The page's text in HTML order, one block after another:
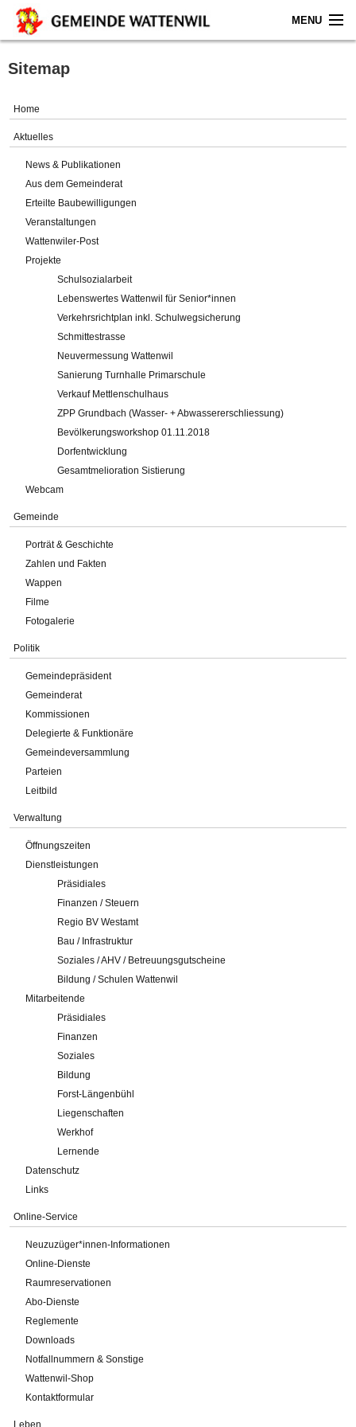
MENU
Home
Gemeinde
Verwaltung
Online-Service
Impressum
Sitemap
Home
Aktuelles
News & Publikationen
Aus dem Gemeinderat
Erteilte Baubewilligungen
Veranstaltungen
Wattenwiler-Post
Projekte
Schulsozialarbeit
Lebenswertes Wattenwil für Senior*innen
Verkehrsrichtplan inkl. Schulwegsicherung
Schmittestrasse
Neuvermessung Wattenwil
Sanierung Turnhalle Primarschule
Verkauf Mettlenschulhaus
ZPP Grundbach (Wasser- + Abwassererschliessung)
Bevölkerungsworkshop 01.11.2018
Dorfentwicklung
Gesamtmelioration Sistierung
Webcam
Gemeinde
Porträt & Geschichte
Zahlen und Fakten
Wappen
Filme
Fotogalerie
Politik
Gemeindepräsident
Gemeinderat
Kommissionen
Delegierte & Funktionäre
Gemeindeversammlung
Parteien
Leitbild
Verwaltung
Öffnungszeiten
Dienstleistungen
Präsidiales
Finanzen / Steuern
Regio BV Westamt
Bau / Infrastruktur
Soziales / AHV / Betreuungsgutscheine
Bildung / Schulen Wattenwil
Mitarbeitende
Präsidiales
Finanzen
Soziales
Bildung
Forst-Längenbühl
Liegenschaften
Werkhof
Lernende
Datenschutz
Links
Online-Service
Neuzuzüger*innen-Informationen
Online-Dienste
Raumreservationen
Abo-Dienste
Reglemente
Downloads
Notfallnummern & Sonstige
Wattenwil-Shop
Kontaktformular
Leben